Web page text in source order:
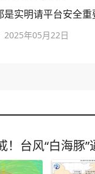
是实明请平台安全
2025年05月22日
！台风“白海豚